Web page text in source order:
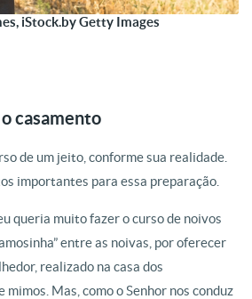
iStock.by Getty Images
casamento
de um jeito, conforme sua realidade.
importantes para essa preparação.
queria muito fazer o curso de noivos
entre as noivas, por oferecer
realizado na casa dos
mimos. Mas, como o Senhor nos conduz